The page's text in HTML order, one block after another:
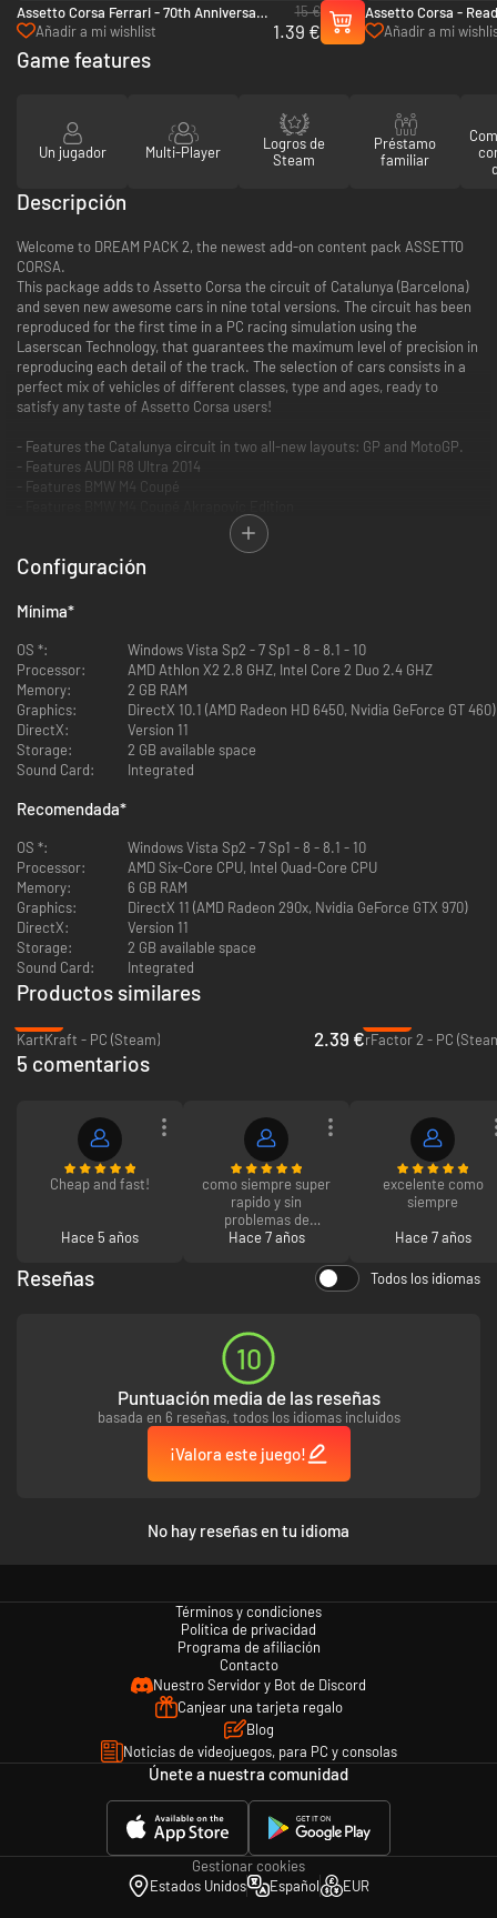
Assetto Corsa Ferrari - 70th Anniversary
Pack - PC (Steam)
Añadir a mi wishlist
15 €
1.39 €
Assetto Corsa -
PC (Steam)
Añadir a mi
Game features
Un jugador Multi-Player
Logros de
Steam
Préstamo
familiar
Descripción
Welcome to DREAM PACK 2, the newest add-on content pack ASSETTO
CORSA.
This package adds to Assetto Corsa the circuit of Catalunya (Barcelona)
and seven new awesome cars in nine total versions. The circuit has been
reproduced for the first time in a PC racing simulation using the
Laserscan Technology, that guarantees the maximum level of precision in
reproducing each detail of the track. The selection of cars consists in a
perfect mix of vehicles of different classes, type and ages, ready to
satisfy any taste of Assetto Corsa users!
- Features the Catalunya circuit in two all-new layouts: GP and MotoGP.
- Features AUDI R8 Ultra 2014
- Features BMW M4 Coupé
- Features LAMBORGHINI COUNTACH 5000 Quattro Valvole
- Features LAMBORGHINI HURACAN GT3
- Features Scuderia Glickenhaus SCG003
The Circuit of Catalunya
The Circuit de Barcelona-Catalunya is a motorsport race track in
Montmeló, Barcelona, Catalonia, Spain. With long straights and a variety
of corners, the Circuit de Barcelona-Catalunya is seen as an all-rounder
circuit.
Length: 4655 mt
AUDI R8 Ultra 2014
BMW M4 Coupé
BMW M4 Coupé Akrapovic Edition
FORD GT40 MKI
LAMBORGHINI COUNTACH 5000 Quattro Valvole
LAMBORGHINI HURACAN GT3
RUF RT12 R RWD
RUF RT12 R AWD
Scuderia Glickenhaus SCG003
Configuración
Mínima*
OS *:
Windows Vista Sp2 - 7 Sp1 - 8 - 8.1 - 10
Processor:
AMD Athlon X2 2.8 GHZ, Intel Core 2 Duo 2.4 GHZ
Memory:
2 GB RAM
Graphics:
DirectX 10.1 (AMD Radeon HD 6450, Nvidia GeForce GT 460)
DirectX:
Version 11
Storage:
2 GB available space
Sound Card:
Integrated
Recomendada*
OS *:
Windows Vista Sp2 - 7 Sp1 - 8 - 8.1 - 10
Processor:
AMD Six-Core CPU, Intel Quad-Core CPU
Memory:
6 GB RAM
Graphics:
DirectX 11 (AMD Radeon 290x, Nvidia GeForce GTX 970)
DirectX:
Version 11
Storage:
2 GB available space
Sound Card:
Integrated
Productos similares
KartKraft - PC (Steam)
2.39 €rFactor 2 - PC
5 comentarios
Cheap and fast!
Hace 5 años
como siempre super
rapido y sin
problemas de
activacion muchas
Hace 7 años
excelente como
siempre
Hace 7 años
Reseñas Todos los idiomas
10
Puntuación media de las reseñas
basada en 6 reseñas, todos los idiomas incluidos
¡Valora este juego!
No hay reseñas en tu idioma
Términos y condiciones
Política de privacidad
Programa de afiliación
Contacto
Nuestro Servidor y Bot de Discord
Canjear una tarjeta regalo
Blog
Noticias de videojuegos, para PC y consolas
Únete a nuestra comunidad
Gestionar cookies
Estados Unidos
Español EUR